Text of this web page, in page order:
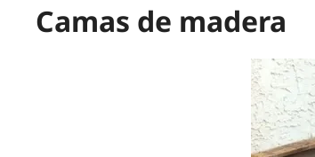
Camas de madera